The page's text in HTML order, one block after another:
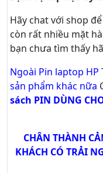
Hãy chatvới shop
còn rất nhiều mặt
bạn chưa tìm thấy
Ngoài Pin laptop
sản phẩm khác nữa
sách PIN DÙNG
CHÂN THÀNH
KHÁCH CÓ TRẢI